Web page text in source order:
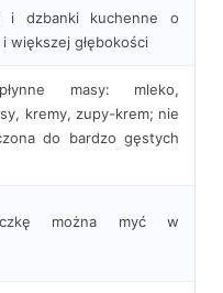
i dzbanki kuchenne o
większej głębokości
masy: mleko,
kremy, zupy-krem; nie
do bardzo gęstych
można myć w